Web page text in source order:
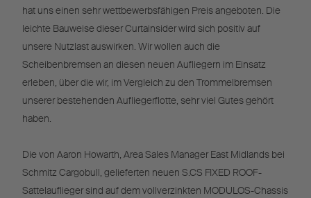
hat uns einen sehr wettbewerbsfähigen Preis angeboten. Die
leichte Bauweise dieser Curtainsider wird sich positiv auf
unsere Nutzlast auswirken. Wir wollen auch die
Scheibenbremsen an diesen neuen Aufliegern im Einsatz
erleben, über die wir, im Vergleich zu den Trommelbremsen
unserer bestehenden Aufliegerflotte, sehr viel Gutes gehört
haben.
Die von Aaron Howarth, Area Sales Manager East Midlands bei
Schmitz Cargobull, gelieferten neuen S.CS FIXED ROOF-
Sattelauflieger sind auf dem vollverzinkten MODULOS-Chassis